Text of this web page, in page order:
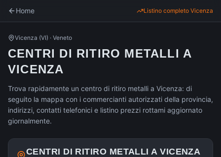
Home Listino completo Vicenza
Vicenza (VI) · Veneto
CENTRI DI RITIRO METALLI A
VICENZA
Trova rapidamente un centro di ritiro metalli a Vicenza: di
seguito la mappa con i commercianti autorizzati della provincia,
indirizzi, contatti telefonici e listino prezzi rottami aggiornato
giornalmente.
CENTRI DI RITIRO METALLI AVICENZA